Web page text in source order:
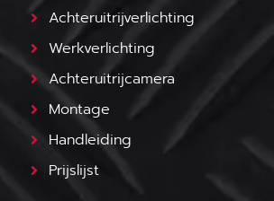
Achteruitrijverlichting
Werkverlichting
Achteruitrijcamera
Montage
Handleiding
Prijslijst